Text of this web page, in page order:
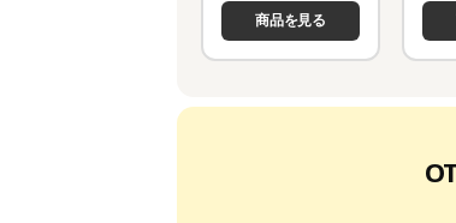
商品を見る